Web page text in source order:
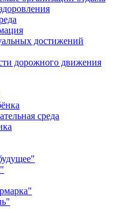
достижений
дорожного движения
среда